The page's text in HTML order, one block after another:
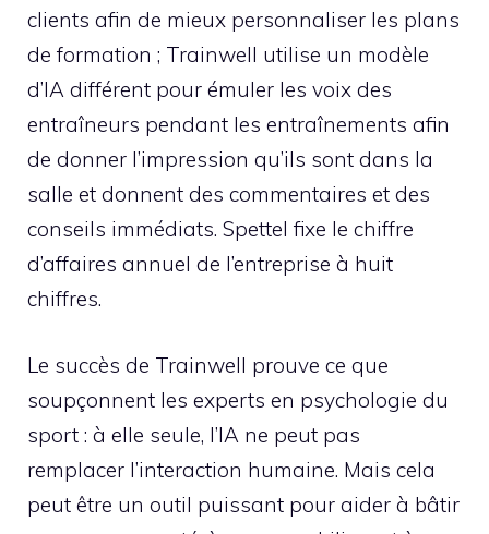
clients afin de mieux personnaliser les plans
de formation ; Trainwell utilise un modèle
d’IA différent pour émuler les voix des
entraîneurs pendant les entraînements afin
de donner l’impression qu’ils sont dans la
salle et donnent des commentaires et des
conseils immédiats. Spettel fixe le chiffre
d’affaires annuel de l’entreprise à huit
chiffres.
Le succès de Trainwell prouve ce que
soupçonnent les experts en psychologie du
sport : à elle seule, l’IA ne peut pas
remplacer l’interaction humaine. Mais cela
peut être un outil puissant pour aider à bâtir